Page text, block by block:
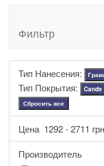
Фильтр
Тип Нанесения:
Тип Покрытия: Cande
Сбросить все
Цена 1292-2711
Производитель